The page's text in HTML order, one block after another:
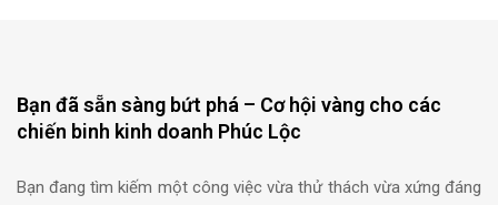
Bạn đã sẵn sàng bứt phá – Cơ hội vàng cho các
chiến binh kinh doanh Phúc Lộc
Bạn đang tìm kiếm một công việc vừa thử thách vừa xứng đáng